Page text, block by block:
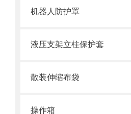
机器人防护罩
液压支架立柱保护套
散装伸缩布袋
操作箱